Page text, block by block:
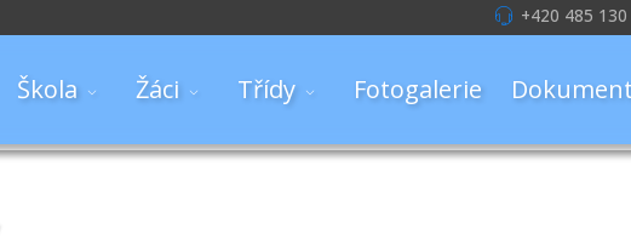
+420 485
Škola Žáci Třídy Fotogalerie